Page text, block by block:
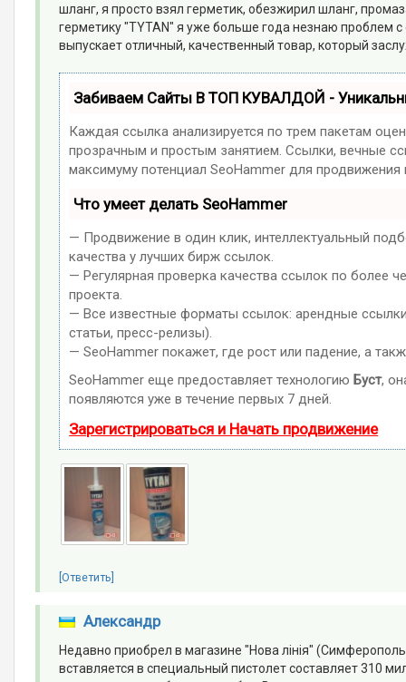
шланг, я просто взял герметик, обезжирил шланг,
герметику "TYTAN" я уже больше года незнаю проблем
выпускает отличный, качественный товар, который
Забиваем Сайты В ТОП КУВАЛДОЙ -
Каждая ссылка анализируется по трем пакетам
прозрачным и простым занятием. Ссылки, вечные
максимуму потенциал SeoHammer для продвижения
Что умеет делать SeoHammer
— Продвижение в один клик, интеллектуальный
качества у лучших бирж ссылок.
— Регулярная проверка качества ссылок по более
проекта.
— Все известные форматы ссылок: арендные
статьи, пресс-релизы).
— SeoHammer покажет, где рост или падение, а
SeoHammer еще предоставляет технологиюБуст,
появляются уже в течение первых 7 дней.
Зарегистрироваться и Начать продвижение
[Ответить]
Александр
Недавно приобрел в магазине "Нова лінія"
вставляется в специальный пистолет составляет 310